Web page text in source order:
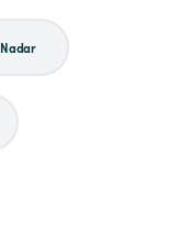
Nadar